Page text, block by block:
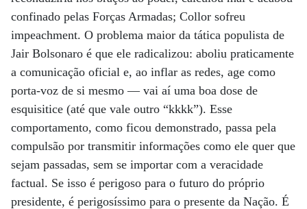
confinado pelas Forças Armadas; Collor sofreu
impeachment. O problema maior da tática populista de
Jair Bolsonaro é que ele radicalizou: aboliu praticamente
a comunicação oficial e, ao inflar as redes, age como
porta-voz de si mesmo — vai aí uma boa dose de
esquisitice (até que vale outro “kkkk”). Esse
comportamento, como ficou demonstrado, passa pela
compulsão por transmitir informações como ele quer que
sejam passadas, sem se importar com a veracidade
factual. Se isso é perigoso para o futuro do próprio
presidente, é perigosíssimo para o presente da Nação. É